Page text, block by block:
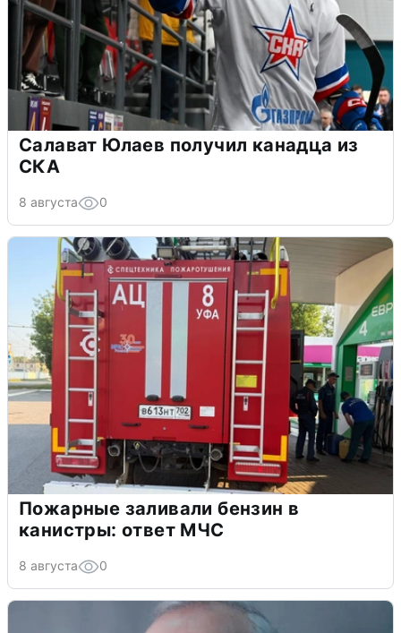
Салават Юлаев получил канадца из
СКА
8 августа 0
Пожарные заливали бензин в
канистры: ответ МЧС
8 августа 0